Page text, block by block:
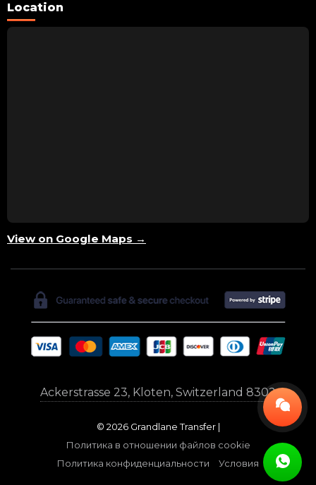
Location
View on Google Maps →
Ackerstrasse 23, Kloten, Switzerland 8302
© 2026 Grandlane Transfer |
Политика в отношении файлов cookie
Политика конфиденциальности
Условия